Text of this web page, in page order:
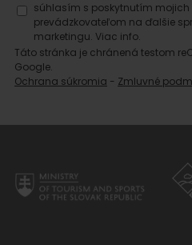
Hľadať
ubytovanie
súhlasím s poskytnutím
prevádzkovateľom na ďalšie
marketingu. Viac info.
Táto stránka je chránená testom
Google.
Ochrana súkromia - Zmluvné